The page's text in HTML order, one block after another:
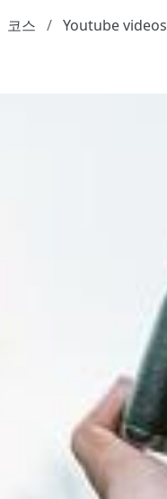
코스 Youtube videos